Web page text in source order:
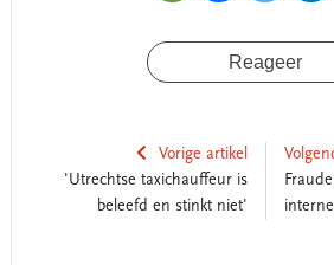
Reageer
Vorige artikel
'Utrechtse taxichauffeur is
beleefd en stinkt niet'